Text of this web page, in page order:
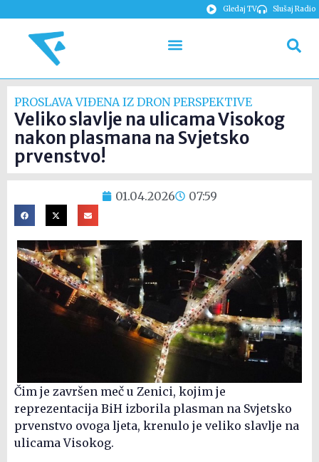
Gledaj TV Slušaj Radio
PROSLAVA VIĐENA IZ DRON PERSPEKTIVE
Veliko slavlje na ulicama Visokog
nakon plasmana na Svjetsko
prvenstvo!
01.04.2026 07:59
Čim je završen meč u Zenici, kojim je
reprezentacija BiH izborila plasman na Svjetsko
prvenstvo ovoga ljeta, krenulo je veliko slavlje na
ulicama Visokog.